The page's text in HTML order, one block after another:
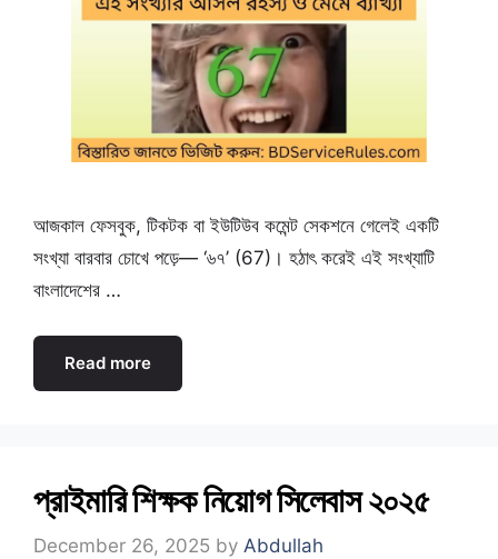
আজকাল ফেসবুক, টিকটক বা ইউটিউব কমেন্ট সেকশনে গেলেই একটি
সংখ্যা বারবার চোখে পড়ে— ‘৬৭’ (67)। হঠাৎ করেই এই সংখ্যাটি
বাংলাদেশের …
Read more
প্রাইমারি শিক্ষক নিয়োগ সিলেবাস ২০২৫
December 26, 2025 by Abdullah